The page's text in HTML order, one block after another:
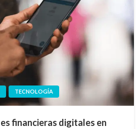
TECNOLOGÍA
financieras digitales en